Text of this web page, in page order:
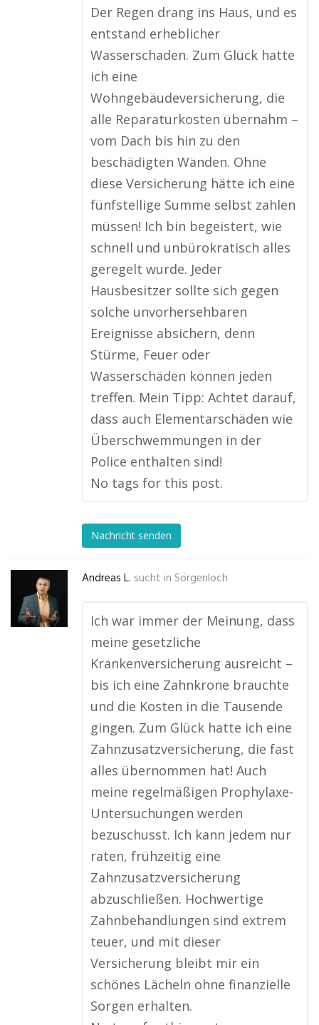
Der Regen drang ins Haus, und es
entstand erheblicher
Wasserschaden. Zum Glück hatte
ich eine
Wohngebäudeversicherung, die
alle Reparaturkosten übernahm –
vom Dach bis hin zu den
beschädigten Wänden. Ohne
diese Versicherung hätte ich eine
fünfstellige Summe selbst zahlen
müssen! Ich bin begeistert, wie
schnell und unbürokratisch alles
geregelt wurde. Jeder
Hausbesitzer sollte sich gegen
solche unvorhersehbaren
Ereignisse absichern, denn
Stürme, Feuer oder
Wasserschäden können jeden
treffen. Mein Tipp: Achtet darauf,
dass auch Elementarschäden wie
Überschwemmungen in der
Police enthalten sind!
No tags for this post.
Nachricht senden
Andreas L. sucht in Sörgenloch
Ich war immer der Meinung, dass
meine gesetzliche
Krankenversicherung ausreicht –
bis ich eine Zahnkrone brauchte
und die Kosten in die Tausende
gingen. Zum Glück hatte ich eine
Zahnzusatzversicherung, die fast
alles übernommen hat! Auch
meine regelmäßigen Prophylaxe-
Untersuchungen werden
bezuschusst. Ich kann jedem nur
raten, frühzeitig eine
Zahnzusatzversicherung
abzuschließen. Hochwertige
Zahnbehandlungen sind extrem
teuer, und mit dieser
Versicherung bleibt mir ein
schönes Lächeln ohne finanzielle
Sorgen erhalten.